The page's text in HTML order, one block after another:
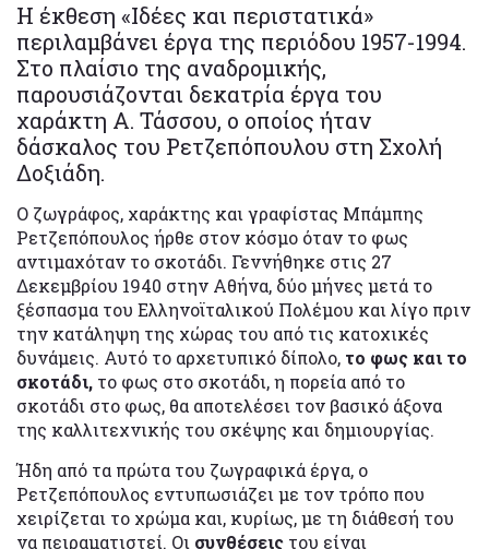
Η έκθεση «Ιδέες και περιστατικά»
περιλαμβάνει έργα της περιόδου 1957-1994.
Στο πλαίσιο της αναδρομικής,
παρουσιάζονται δεκατρία έργα του
χαράκτη Α. Τάσσου, ο οποίος ήταν
δάσκαλος του Ρετζεπόπουλου στη Σχολή
Δοξιάδη.
Ο ζωγράφος, χαράκτης και γραφίστας Μπάμπης
Ρετζεπόπουλος ήρθε στον κόσμο όταν το φως
αντιμαχόταν το σκοτάδι. Γεννήθηκε στις 27
Δεκεμβρίου 1940 στην Αθήνα, δύο μήνες μετά το
ξέσπασμα του Ελληνοϊταλικού Πολέμου και λίγο πριν
την κατάληψη της χώρας του από τις κατοχικές
δυνάμεις. Αυτό το αρχετυπικό δίπολο, το φως και το
σκοτάδι, το φως στο σκοτάδι, η πορεία από το
σκοτάδι στο φως, θα αποτελέσει τον βασικό άξονα
της καλλιτεχνικής του σκέψης και δημιουργίας.
Ήδη από τα πρώτα του ζωγραφικά έργα, ο
Ρετζεπόπουλος εντυπωσιάζει με τον τρόπο που
χειρίζεται το χρώμα και, κυρίως, με τη διάθεσή του
να πειραματιστεί. Οι συνθέσεις του είναι